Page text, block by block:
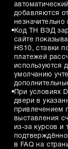
добавляются
Код ТН ВЭД
сайте
HS10, ставки
платежей
используются
умолчанию
При условиях
двери в
привлечением
выставления
из-за курсов и
в FAQ на